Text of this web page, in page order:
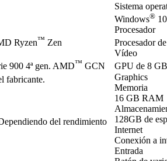
Ryzen™ Zen
900 4ª gen. AMD™ GCN
fabricante.
del rendimiento
Sistema
Windows®
Procesador
Procesador
Vídeo
GPU de 8
Graphics
Memoria
16 GB RAM
128GB de
Internet
Conexión a
Entrada